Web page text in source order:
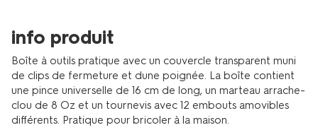
info produit
Boîte à outils pratique avec un couvercle transparent muni
de clips de fermeture et dune poignée. La boîte contient
une pince universelle de 16 cm de long, un marteau arrache-
clou de 8 Oz et un tournevis avec 12 embouts amovibles
différents. Pratique pour bricoler à la maison.